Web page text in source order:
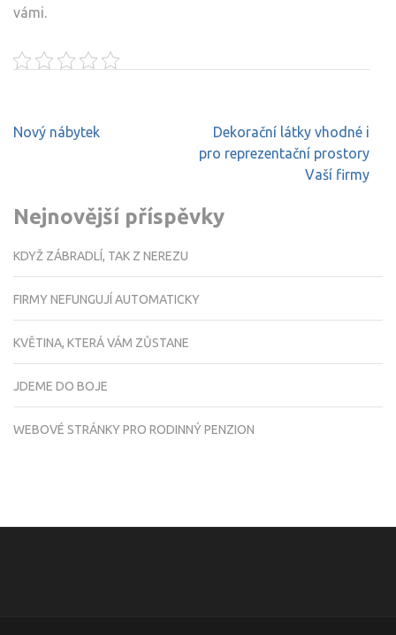
vámi.
Navigace
Nový nábytek
Dekorační látky vhodné i
pro reprezentační prostory
Vaší firmy
Nejnovější příspěvky
KDYŽ ZÁBRADLÍ, TAK Z NEREZU
FIRMY NEFUNGUJÍ AUTOMATICKY
KVĚTINA, KTERÁ VÁM ZŮSTANE
JDEME DO BOJE
WEBOVÉ STRÁNKY PRO RODINNÝ PENZION